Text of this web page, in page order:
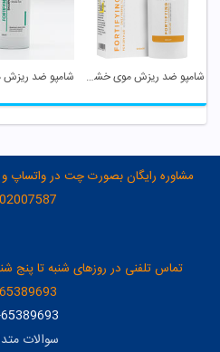
شامپو ضد ریزش موی خشک و معمولی سریتا
سوالات